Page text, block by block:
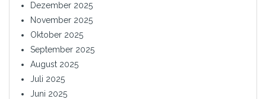
Dezember 2025
November 2025
Oktober 2025
September 2025
August 2025
Juli 2025
Juni 2025